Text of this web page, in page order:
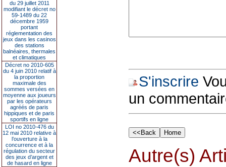
du 29 juillet 2011
modifiant le décret no
59-1489 du 22
décembre 1959
portant
réglementation des
jeux dans les casinos
des stations
balnéaires, thermales
et climatiques
Décret no 2010-605
du 4 juin 2010 relatif à
la proportion
maximale des
sommes versées en
moyenne aux joueurs
par les opérateurs
agréés de paris
hippiques et de paris
sportifs en ligne
LOI no 2010-476 du
12 mai 2010 relative à
l’ouverture à la
concurrence et à la
régulation du secteur
des jeux d’argent et
de hasard en ligne
S'inscrire
un
Autre(s)